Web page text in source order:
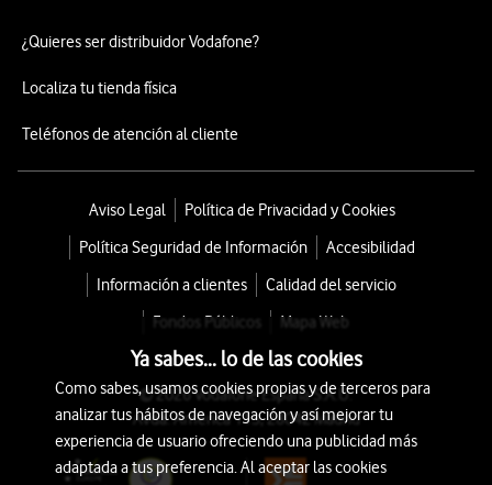
¿Quieres ser distribuidor Vodafone?
Localiza tu tienda física
Teléfonos de atención al cliente
Aviso Legal
Política de Privacidad y Cookies
Política Seguridad de Información
Accesibilidad
Información a clientes
Calidad del servicio
Fondos Públicos
Mapa Web
© 2026 Vodafone España S.A.U.
Avda. América 115, 28042 Madrid
Ya sabes... lo de las cookies
Como sabes, usamos cookies propias y de terceros para
analizar tus hábitos de navegación y así mejorar tu
experiencia de usuario ofreciendo una publicidad más
adaptada a tus preferencia. Al aceptar las cookies